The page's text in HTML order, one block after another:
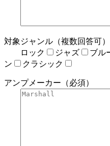
対象ジャンル（複数回答可）
ロック
ジャズ ブル
ン
クラシック
アンプメーカー（必須）